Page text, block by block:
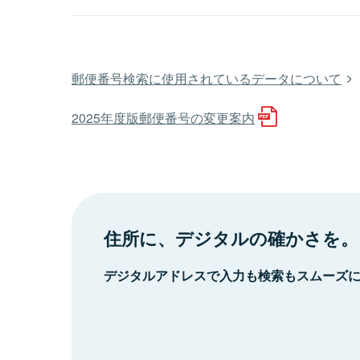
郵便番号検索に使用されているデータについて
2025年度版郵便番号の変更案内
住所に、デジタルの確かさを。
デジタルアドレスで入力も検索もスムーズ